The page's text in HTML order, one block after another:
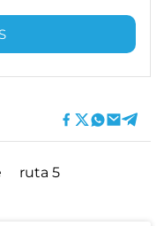
ruta 5